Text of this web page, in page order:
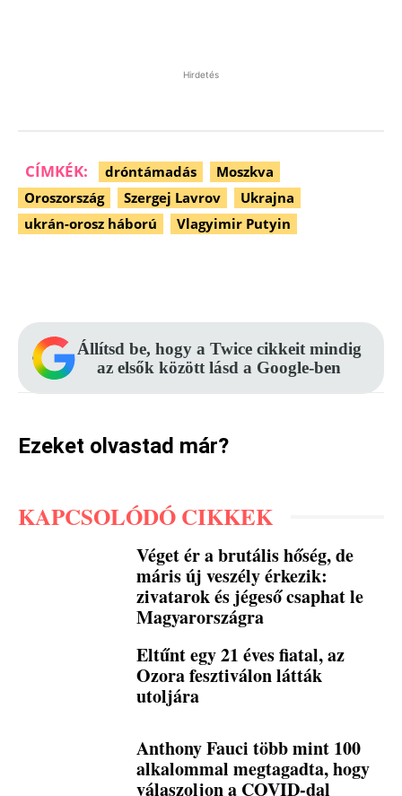
Hirdetés
CÍMKÉK: dróntámadás
Moszkva
Oroszország
Szergej Lavrov
Ukrajna
ukrán-orosz háború
Vlagyimir Putyin
Állítsd be, hogy a Twice cikkeit mindig
az elsők között lásd a Google-ben
Ezeket olvastad már?
KAPCSOLÓDÓ CIKKEK
Véget ér a brutális hőség, de
máris új veszély érkezik:
zivatarok és jégeső csaphat le
Magyarországra
Eltűnt egy 21 éves fiatal, az
Ozora fesztiválon látták
utoljára
Anthony Fauci több mint 100
alkalommal megtagadta, hogy
válaszoljon a COVID-dal